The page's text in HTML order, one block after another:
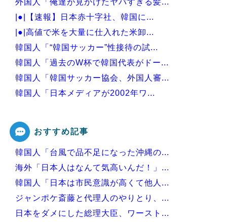
外国人「俺達が見かけたヤバすぎる髪...
|●|【速報】日本赤十字社、韓国に...
|●|高値で米を大量に仕入れた米卸...
韓国人「“韓国サッカー”性接待の試...
韓国人「過去のW杯で韓国代表がドー...
韓国人「韓国サッカー協会、外国人審...
韓国人「日本メディアが2002年ワ...
Powered by livedoor 相互RSS
おすすめ記事
韓国人「台風で品不足になった沖縄の...
海外「日本人はなんて気高いんだ！」...
韓国人「日本は市民意識が高くて他人...
ジャンポケ斎藤と代理人のやりとり、...
日本をダメにした総理大臣、ワースト...